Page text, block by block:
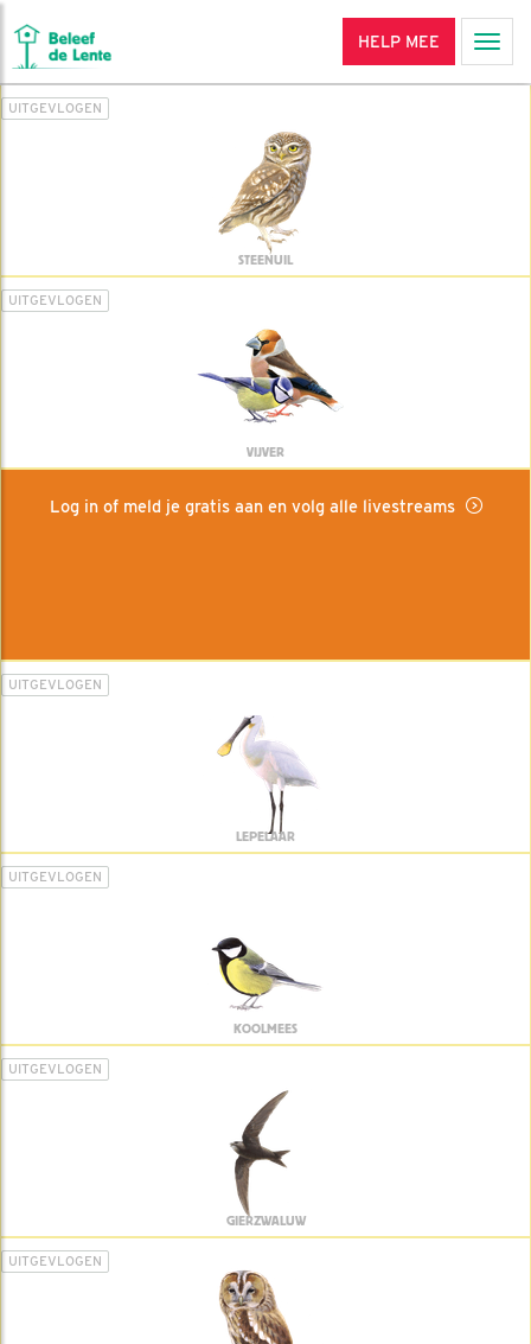
HELP MEE
UITGEVLOGEN
STEENUIL
UITGEVLOGEN
VIJVER
Log in of meld je gratis aan en volg alle livestreams
UITGEVLOGEN
LEPELAAR
UITGEVLOGEN
KOOLMEES
UITGEVLOGEN
GIERZWALUW
UITGEVLOGEN